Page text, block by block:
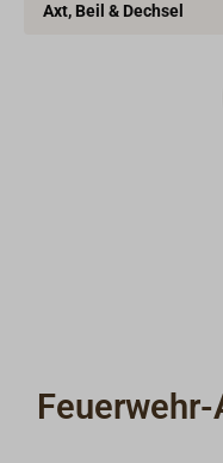
Axt, Beil & Dechsel